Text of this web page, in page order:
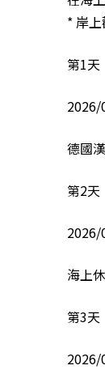
* 岸
第1天
德國
第2天
海上
第3天
2026/